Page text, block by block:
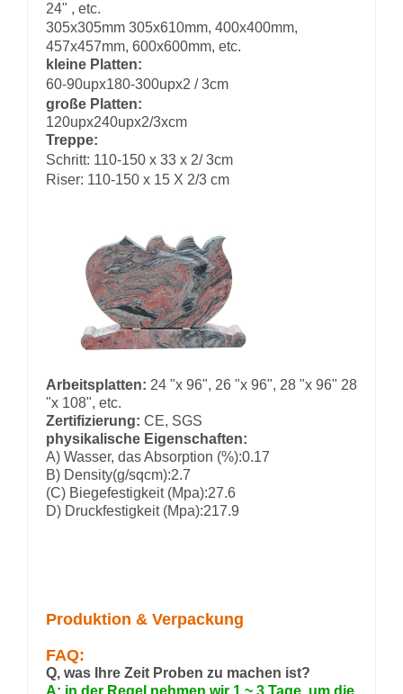
24" , etc.
305x305mm 305x610mm, 400x400mm,
457x457mm, 600x600mm, etc.
kleine Platten:
60-90upx180-300upx2 / 3cm
große Platten:
120upx240upx2/3xcm
Treppe:
Schritt: 110-150 x 33 x 2/ 3cm
Riser: 110-150 x 15 X 2/3 cm
Arbeitsplatten: 24 "x 96", 26 "x 96", 28 "x 96" 28
"x 108", etc.
Zertifizierung: CE, SGS
physikalische Eigenschaften:
A) Wasser, das Absorption (%):0.17
B) Density(g/sqcm):2.7
(C) Biegefestigkeit (Mpa):27.6
D) Druckfestigkeit (Mpa):217.9
Produktion & Verpackung
FAQ:
Q, was Ihre Zeit Proben zu machen ist?
A: in der Regel nehmen wir 1 ~ 3 Tage, um die